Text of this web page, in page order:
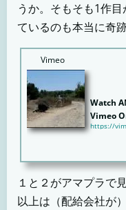
うか。そもそも1作
ているのも本当に奇
Vimeo
Watch
Vimeo
https://
ry...
１と２がアマプラで
以上は（配給会社が